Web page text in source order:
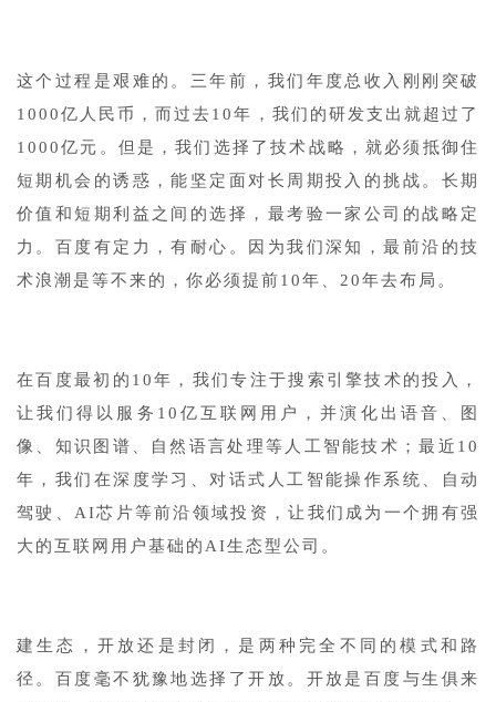
这个过程是艰难的。三年前，我们年度总收入刚刚突破
1000亿人民币，而过去10年，我们的研发支出就超过了
1000亿元。但是，我们选择了技术战略，就必须抵御住
短期机会的诱惑，能坚定面对长周期投入的挑战。长期
价值和短期利益之间的选择，最考验一家公司的战略定
力。百度有定力，有耐心。因为我们深知，最前沿的技
术浪潮是等不来的，你必须提前10年、20年去布局。
在百度最初的10年，我们专注于搜索引擎技术的投入，
让我们得以服务10亿互联网用户，并演化出语音、图
像、知识图谱、自然语言处理等人工智能技术；最近10
年，我们在深度学习、对话式人工智能操作系统、自动
驾驶、AI芯片等前沿领域投资，让我们成为一个拥有强
大的互联网用户基础的AI生态型公司。
建生态，开放还是封闭，是两种完全不同的模式和路
径。百度毫不犹豫地选择了开放。开放是百度与生俱来